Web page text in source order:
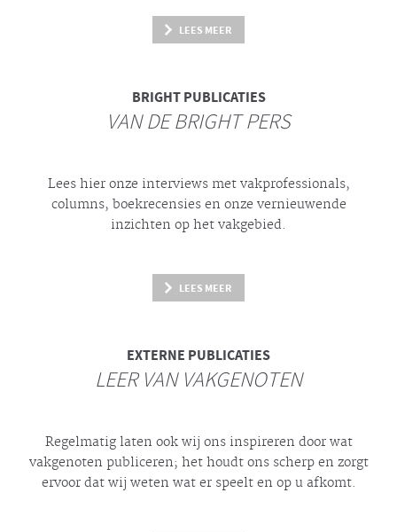
LEES MEER
BRIGHTPUBLICATIES
VAN DE BRIGHT PERS
Lees hier onze interviews met vakprofessionals,
columns, boekrecensies en onze vernieuwende
inzichten op het vakgebied.
LEES MEER
EXTERNE PUBLICATIES
LEER VAN VAKGENOTEN
Regelmatig laten ook wij ons inspireren door wat
vakgenoten publiceren; het houdt ons scherp en zorgt
ervoor dat wij weten wat er speelt en op u afkomt.